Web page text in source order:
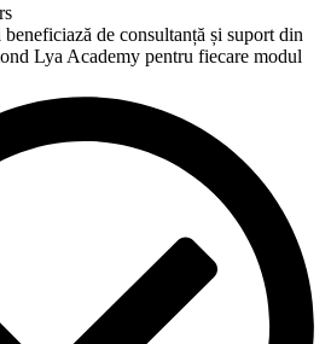
de consultanță și suport din
Lya Academy pentru fiecare modul